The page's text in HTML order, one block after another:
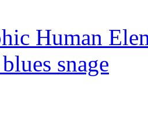
Human
snage